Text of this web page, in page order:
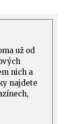
už od
nich a
najdete